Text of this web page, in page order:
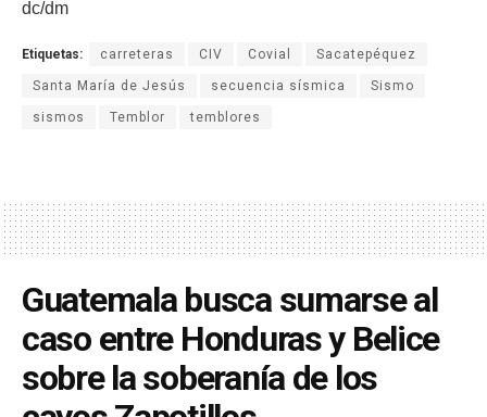
dc/dm
Etiquetas: carreteras CIV Covial Sacatepéquez
Santa María de Jesús secuencia sísmica Sismo
sismos Temblor temblores
Guatemala busca sumarse al
caso entre Honduras y Belice
sobre la soberanía de los